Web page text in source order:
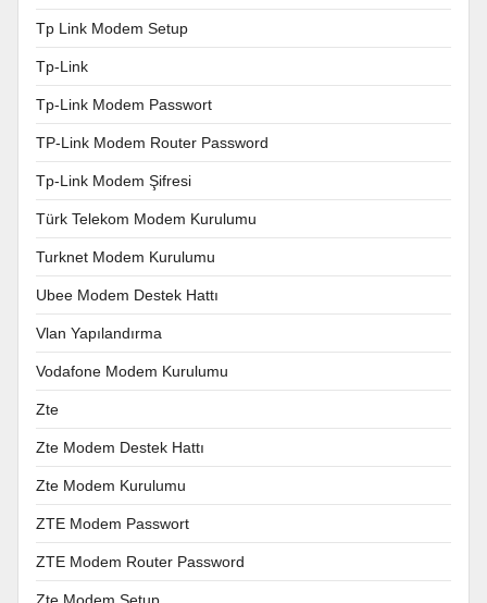
Tp Link Modem Setup
Tp-Link
Tp-Link Modem Passwort
TP-Link Modem Router Password
Tp-Link Modem Şifresi
Türk Telekom Modem Kurulumu
Turknet Modem Kurulumu
Ubee Modem Destek Hattı
Vlan Yapılandırma
Vodafone Modem Kurulumu
Zte
Zte Modem Destek Hattı
Zte Modem Kurulumu
ZTE Modem Passwort
ZTE Modem Router Password
Zte Modem Setup